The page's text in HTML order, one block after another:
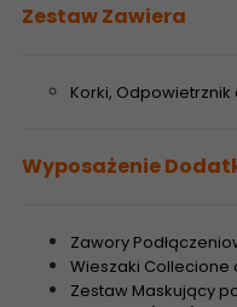
Zestaw Zawiera
Korki,
Wyposażenie
Zawory
Wieszaki Collecione
Zestaw Maskujący